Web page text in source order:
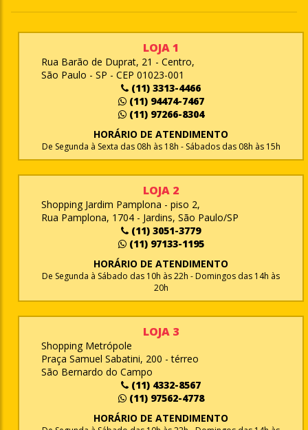
LOJA 1
Rua Barão de Duprat, 21 - Centro,
São Paulo - SP - CEP 01023-001
(11) 3313-4466
(11) 94474-7467
(11) 97266-8304
HORÁRIO DE ATENDIMENTO
De Segunda à Sexta das 08h às 18h - Sábados das 08h às 15h
LOJA 2
Shopping Jardim Pamplona - piso 2,
Rua Pamplona, 1704 - Jardins, São Paulo/SP
(11) 3051-3779
(11) 97133-1195
HORÁRIO DE ATENDIMENTO
De Segunda à Sábado das 10h às 22h - Domingos das 14h às
20h
LOJA 3
Shopping Metrópole
Praça Samuel Sabatini, 200 - térreo
São Bernardo do Campo
(11) 4332-8567
(11) 97562-4778
HORÁRIO DE ATENDIMENTO